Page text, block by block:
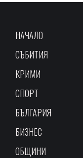
НАЧАЛО
СЪБИТИЯ
КРИМИ
СПОРТ
БЪЛГАРИЯ
БИЗНЕС
ОБЩИНИ